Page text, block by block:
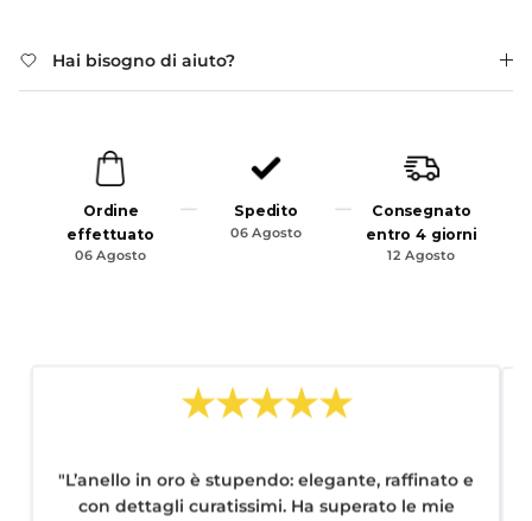
Hai bisogno di aiuto?
Ordine
effettuato
06 Agosto
Spedito
06 Agosto
Consegnato
entro 4 giorni
12 Agosto
★★★★★
"L’anello in oro è stupendo: elegante, raffinato e
con dettagli curatissimi. Ha superato le mie